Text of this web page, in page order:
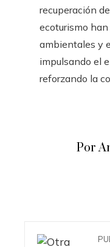
recuperación
ecoturismo
ambientales y
impulsando el
reforzando la
Por